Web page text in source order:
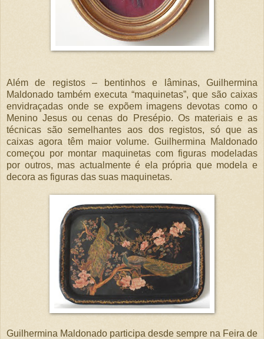
Além de registos – bentinhos e lâminas, Guilhermina
Maldonado também executa “maquinetas”, que são caixas
envidraçadas onde se expõem imagens devotas como o
Menino Jesus ou cenas do Presépio. Os materiais e as
técnicas são semelhantes aos dos registos, só que as
caixas agora têm maior volume. Guilhermina Maldonado
começou por montar maquinetas com figuras modeladas
por outros, mas actualmente é ela própria que modela e
decora as figuras das suas maquinetas.
Guilhermina Maldonado participa desde sempre na Feira de